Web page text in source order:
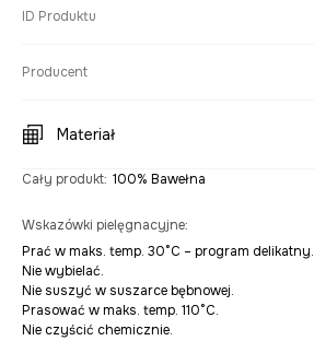
ID Produktu
Producent
Materiał
Cały produkt: 100% Bawełna
Wskazówki pielęgnacyjne:
Prać w maks. temp. 30°C – program delikatny.
Nie wybielać.
Nie suszyć w suszarce bębnowej.
Prasować w maks. temp. 110°C.
Nie czyścić chemicznie.